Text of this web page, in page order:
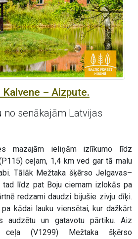
Kalvene – Aizpute.
no senākajām Latvijas
mazajām ieliņām izlīkumo līdz
ceļam, 1,4 km ved gar tā malu
Tālāk Mežtaka šķērso Jelgavas–
tad līdz pat Boju ciemam izlokās pa
redzami daudzi bijušie zivju dīķi.
kādai lauku viensētai, kur dažkārt
audzētu un gatavotu pārtiku. Aiz
ceļa (V1299) Mežtaka šķērso